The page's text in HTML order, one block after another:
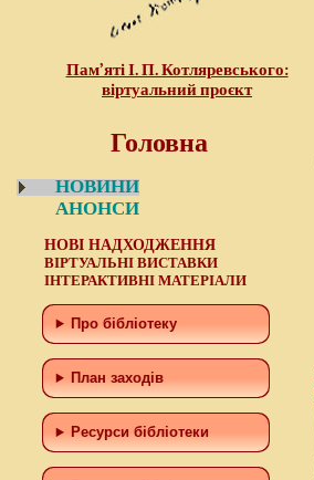
Пам’яті І. П. Котляревського:
віртуальний проєкт
Головна
НОВИНИ
АНОНСИ
НОВІ НАДХОДЖЕННЯ
ВІРТУАЛЬНІ ВИСТАВКИ
ІНТЕРАКТИВНІ МАТЕРІАЛИ
Про бібліотеку
План заходів
Ресурси бібліотеки